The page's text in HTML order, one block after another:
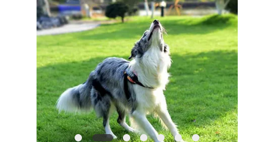
BLOG/NEWS
TRANG